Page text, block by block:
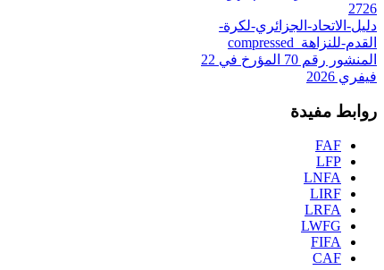
2726
دليل-الاتحاد-الجزائري-لكرة-
القدم-للنزاهة_compressed
المنشور رقم 70 المؤرخ في 22
فيفري 2026
روابط مفيدة
FAF
LFP
LNFA
LIRF
LRFA
LWFG
FIFA
CAF